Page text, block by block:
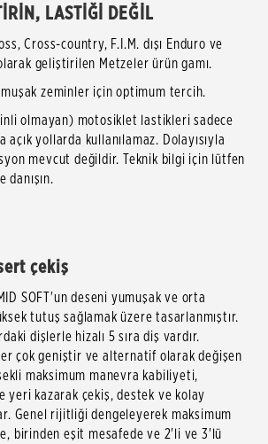
LASTİĞİ DEĞİL
Cross-country, F.I.M. dışı Enduro ve
geliştirilen Metzeler ürün gamı.
zeminler için optimum tercih.
olmayan) motosiklet lastikleri sadece
açık yollarda kullanılamaz. Dolayısıyla
mevcut değildir. Teknik bilgi için lütfen
çekiş
SOFT'un deseni yumuşak ve orta
tutuş sağlamak üzere tasarlanmıştır.
dişlerle hizalı 5 sıra diş vardır.
çok geniştir ve alternatif olarak değişen
maksimum manevra kabiliyeti,
yeri kazarak çekiş, destek ve kolay
Genel rijitliği dengeleyerek maksimum
birinden eşit mesafede ve 2'li ve 3'lü